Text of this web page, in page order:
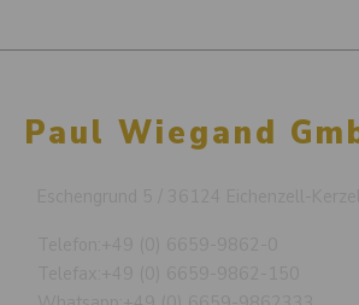
Paul Wiegand